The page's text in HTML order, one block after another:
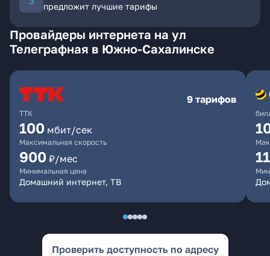
предложит лучшие тарифы
Провайдеры интернета на ул
Телеграфная в Южно-Сахалинске
ТТК
9 тарифов
100 мбит/сек
Максимальная скорость
900 ₽/мес
Минимальная цена
Домашний интернет, ТВ
Проверить доступность по адресу